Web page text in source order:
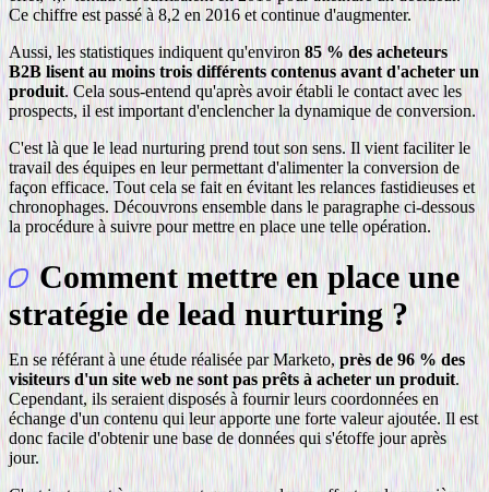
Ce chiffre est passé à 8,2 en 2016 et continue d'augmenter.
Aussi, les statistiques indiquent qu'environ 85 % des acheteurs
B2B lisent au moins trois différents contenus avant d'acheter un
produit. Cela sous-entend qu'après avoir établi le contact avec les
prospects, il est important d'enclencher la dynamique de conversion.
C'est là que le lead nurturing prend tout son sens. Il vient faciliter le
travail des équipes en leur permettant d'alimenter la conversion de
façon efficace. Tout cela se fait en évitant les relances fastidieuses et
chronophages. Découvrons ensemble dans le paragraphe ci-dessous
la procédure à suivre pour mettre en place une telle opération.
Comment mettre en place une
stratégie de lead nurturing ?
En se référant à une étude réalisée par Marketo,près de 96 % des
visiteurs d'un site web ne sont pas prêts à acheter un produit.
Cependant, ils seraient disposés à fournir leurs coordonnées en
échange d'un contenu qui leur apporte une forte valeur ajoutée. Il est
donc facile d'obtenir une base de données qui s'étoffe jour après
jour.